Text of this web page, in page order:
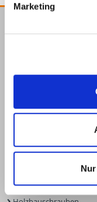
Marketing
E.u.r.o.Tec GmbH
info@eurotec.team
Produkte
Ingenieurholzbau